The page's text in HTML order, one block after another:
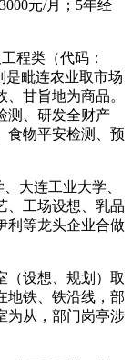
元/月；5年经
程类（代码：
是毗连农业取市场
甘旨地为商品。
测、研发全财产
食物平安检测、预
大连工业大学、
、工场设想、乳品
利等龙头企业合做
设想、规划）取
地铁、铁沿线，部
为从，部门岗亭涉